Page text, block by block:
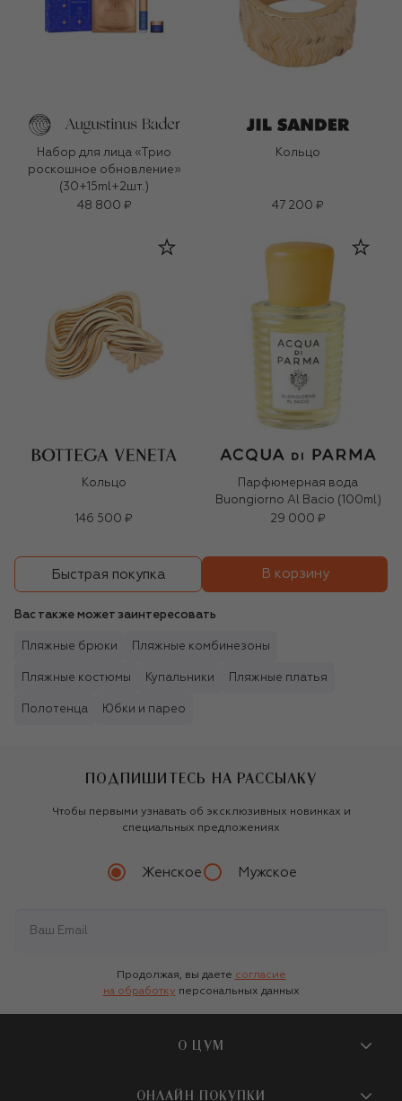
Набор для лица «Трио
роскошное обновление»
(30+15ml+2шт.)
48 800 ₽
Кольцо
47 200 ₽
Кольцо
146 500 ₽
Парфюмерная вода
Buongiorno Al Bacio (100ml)
29 000 ₽
Быстрая покупка В корзину
Вас также может заинтересовать
Пляжные брюки Пляжные комбинезоны
Пляжные костюмы Купальники Пляжные платья
Полотенца Юбки и парео
ПОДПИШИТЕСЬ НА РАССЫЛКУ
Чтобы первыми узнавать об эксклюзивных новинках и
специальных предложениях
Женское Мужское
Продолжая, вы даете согласие
на обработку персональных данных
О ЦУМ
О магазине
ОНЛАЙН ПОКУПКИ